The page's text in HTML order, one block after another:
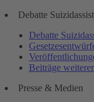
Debatte
Debatte
Beiträge
Presse & Medien